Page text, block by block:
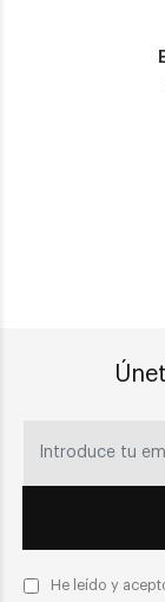
He leído y